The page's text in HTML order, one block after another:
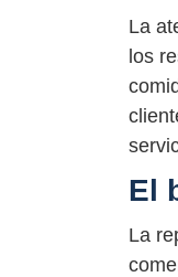
La
los
El
La